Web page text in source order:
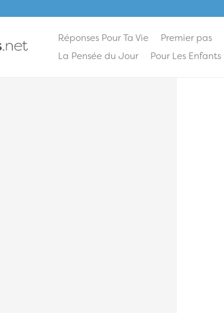
Réponses Pour Ta Vie Premier pas
La Pensée du Jour
Pour Les Enfants